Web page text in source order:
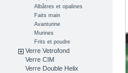
Albâtres et opalines
Faits main
Avanturine
Murines
Frits et poudre
Verre Vetrofond
Verre CIM
Verre Double Helix